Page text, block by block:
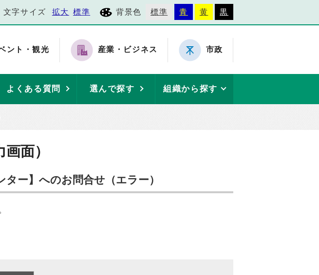
文字サイズ 拡大 標準 背景色 標準 青 黄 黒
ント・観光 産業・ビジネス 市政
よくある質問 選んで探す 組織から探す
面）
ー】へのお問合せ（エラー）